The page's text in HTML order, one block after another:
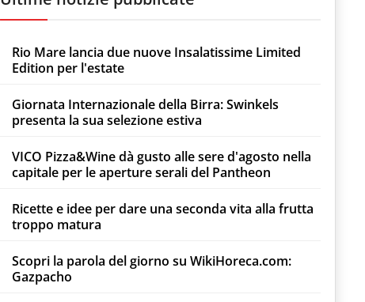
Rio Mare lancia due nuove Insalatissime Limited
Edition per l'estate
Giornata Internazionale della Birra: Swinkels
presenta la sua selezione estiva
VICO Pizza&Wine dà gusto alle sere d'agosto nella
capitale per le aperture serali del Pantheon
Ricette e idee per dare una seconda vita alla frutta
troppo matura
Scopri la parola del giorno su WikiHoreca.com:
Gazpacho